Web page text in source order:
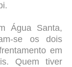
Água Santa,
se os dois
em
Quem tiver